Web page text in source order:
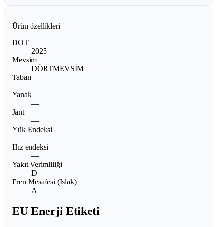
Ürün özellikleri
DOT
2025
Mevsim
DÖRTMEVSİM
Taban
—
Yanak
—
Jant
—
Yük Endeksi
—
Hız endeksi
—
Yakıt Verimliliği
D
Fren Mesafesi (Islak)
A
EU Enerji Etiketi